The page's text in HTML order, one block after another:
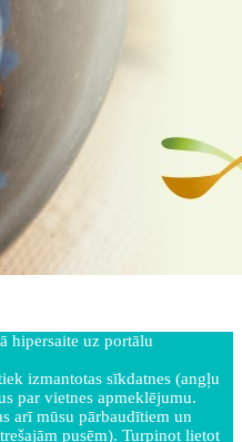
hipersaite uz portālu
izmantotas sīkdatnes (angļu
par vietnes apmeklējumu.
arī mūsu pārbaudītiem un
pusēm). Turpinot lietot